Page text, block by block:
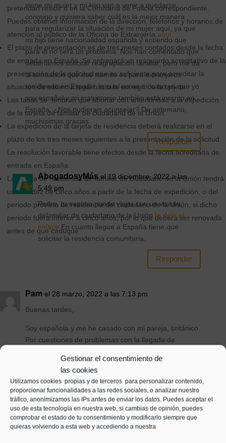
Gestionar el consentimiento de
las cookies
Utilizamos cookies propias y de terceros para personalizar contenido,
proporcionar funcionalidades a las redes sociales, o analizar nuestro
tráfico, anonimizamos las IPs antes de enviar los datos. Puedes aceptar el
uso de esta tecnología en nuestra web, si cambias de opinión, puedes
comprobar el estado de tu consentimiento y modificarlo siempre que
quieras volviendo a esta web y accediendo a nuestra
pretendan residir o en la Comisaría de Policía correspondiente.
Puedes obtener información de la dirección, teléfonos y horarios de
atención al público de la Oficina de Extranjería aquí.
El plazo de presentación es de tres meses contados desde la fecha
de entrada en España. Se entregará un resguardo acreditativo de la
presentación de la solicitud que es suficiente para acreditar la
situación de estancia legal hasta la entrega de la tarjeta.
Las tasas se tendrán que abonar con anterioridad a la expedición
de la tarjeta de familiar de ciudadano de la Unión.
La expedición de la tarjeta de residencia deberá realizarse en el
plazo de los tres meses siguientes a la presentación de la solicitud.
La resolución favorable tiene efectos desde la fecha acreditada de
entrada en España.
La tarjeta de residencia de familiar de ciudadano de la Unión tendrá
una validez de cinco años a partir de la fecha de expedición, o del
periodo previsto de residencia del ciudadano de la Unión, si dicho
periodo fuera inferior a cinco años, por lo que deberá ser renovada
antes de que caduque.
viene mi mujer y mi hijo van a venir a quedarse
conmigo y quisiera saber cuál es la mejor manera
para regularizar la situación de mi mujer aquí, ya que
mi hijo tiene nacionalidad española y entiendo que
para él no será un problema. Nos han comentado que
deberíamos solicitar reagrupación familiar, pero me da
la sensación que ese trámite es para extranjeros
residiendo en España, lo cual no es mi caso ya que yo
soy español y mi matrimonio también está inscrito en
España. ¿Nos pudierais aconsejar? De antemano,
muchísimas gracias.
Responder
AbogadosyMás el 19 diciembre, 2022 a las
5:49 pm
Pedro, tu esposa puede viajar con un visado
defamiliar de ciudadano de la Unión te dejo el
enlace En cuanto llegue a España tiene que
solicitar la residencia comunitaria.
Responder
Pam el 28 marzo, 2022 a las 7:13 pm
Buenas tardes,
Soy española y me he casado con mi pareja, británico.
Por cuestiones de problemas con la llegada de
ahora marino excedió su tiempo con el visado de
turista en españa, no pedimos la prórroga pensando
que daría tiempo …no obstante pudimos casarnos y
posteriormente presentar toda la documentación para
la tarjeta de residente ciudadano comunitario,
tenemos cita proximamente en extranjería…sin
embargo nos surge la duda y el miedo del